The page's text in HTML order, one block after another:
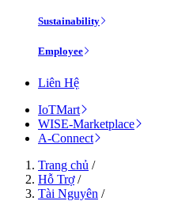
Sustainability
Employee
Liên Hệ
IoTMart
WISE-Marketplace
A-Connect
Trang chủ /
Hỗ Trợ/
Tài Nguyên /